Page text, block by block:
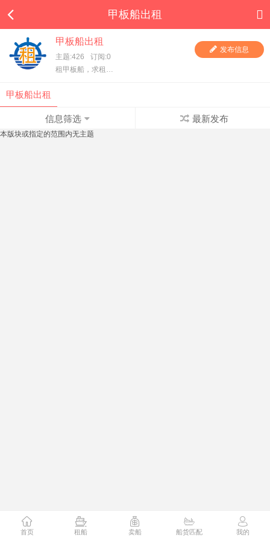
甲板船出租
甲板船出租
主题:426
订阅:0
租甲板船，求租甲板船，一手甲板船东直租，项目方求租，甲板船东、货主都在这里，快进来看看吧！
发布信息
甲板船出租
信息筛选 最新发布
本版块或指定的范围内无主题
首页 租船 卖船 船货匹配 我的